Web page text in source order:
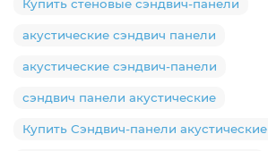
Купить стеновые сэндвич-панели
акустические сэндвич панели
акустические сэндвич-панели
сэндвич панели акустические
Купить Сэндвич-панели акустические